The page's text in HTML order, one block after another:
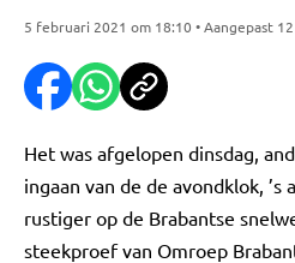
5 februari 2021 om 18:10 • Aangepast
Het was afgelopen dinsdag,
ingaan van de de avondklok, ’s
rustiger op de Brabantse
steekproef van Omroep